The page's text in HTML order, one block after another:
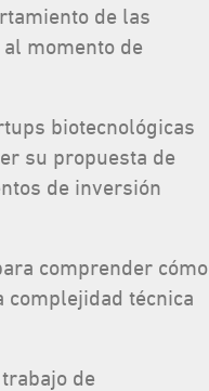
de las
momento de
biotecnológicas
su propuesta de
de inversión
comprender cómo
complejidad técnica
de